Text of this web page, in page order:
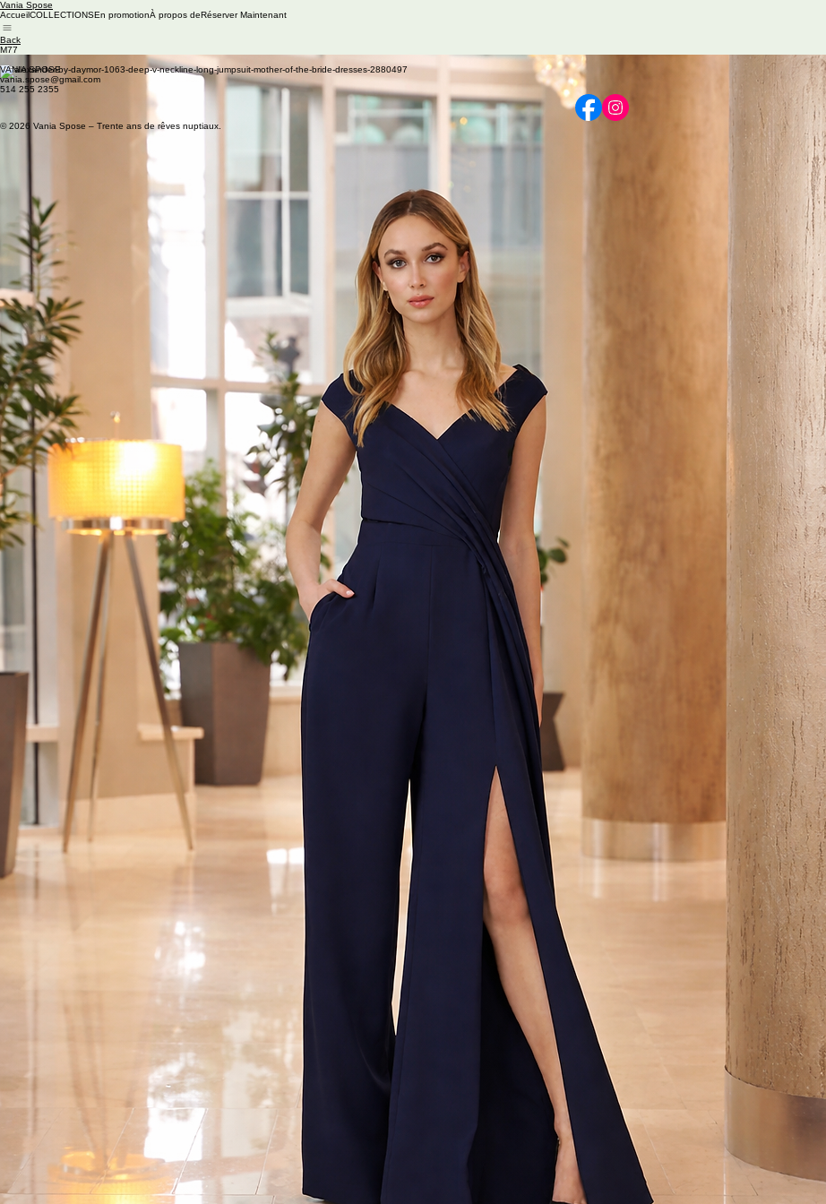
Vania Spose
AccueilCOLLECTIONSEn promotionÀ propos deRéserver Maintenant
Back
M77
Available Colors: Navy, White, Dove Grey, Black, Red, Fuchsia, Blue
VANIA SPOSE
vania.spose@gmail.com
514 255 2355
© 2026 Vania Spose – Trente ans de rêves nuptiaux.